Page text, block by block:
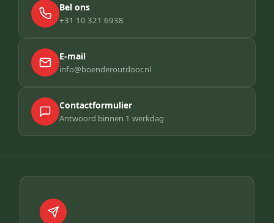
Bel ons
+31 10 321 6938
E-mail
info@boenderoutdoor.nl
Contactformulier
Antwoord binnen 1 werkdag